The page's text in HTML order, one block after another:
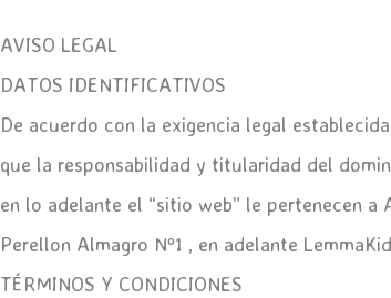
AVISO LEGAL
DATOS IDENTIFICATIVOS
De acuerdo con la exigencia legal
que la responsabilidad y titularidad del
en lo adelante el “sitio web” le pertenecen a
Perellon Almagro Nº1 , en adelante
TÉRMINOS Y CONDICIONES